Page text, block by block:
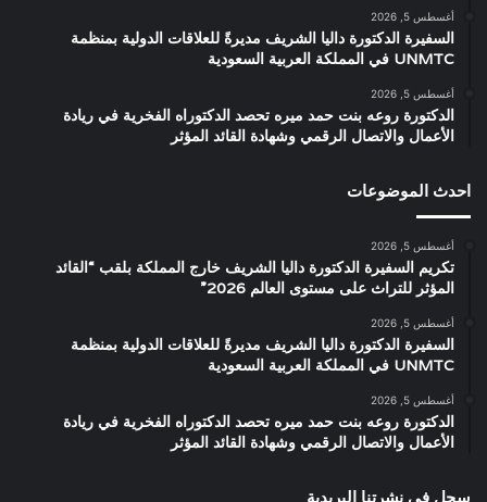
أغسطس 5, 2026
السفيرة الدكتورة داليا الشريف مديرةً للعلاقات الدولية بمنظمة
UNMTC في المملكة العربية السعودية
أغسطس 5, 2026
الدكتورة روعه بنت حمد ميره تحصد الدكتوراه الفخرية في ريادة
الأعمال والاتصال الرقمي وشهادة القائد المؤثر
احدث الموضوعات
أغسطس 5, 2026
تكريم السفيرة الدكتورة داليا الشريف خارج المملكة بلقب “القائد
المؤثر للتراث على مستوى العالم 2026”
أغسطس 5, 2026
السفيرة الدكتورة داليا الشريف مديرةً للعلاقات الدولية بمنظمة
UNMTC في المملكة العربية السعودية
أغسطس 5, 2026
الدكتورة روعه بنت حمد ميره تحصد الدكتوراه الفخرية في ريادة
الأعمال والاتصال الرقمي وشهادة القائد المؤثر
سجل في نشرتنا البريدية